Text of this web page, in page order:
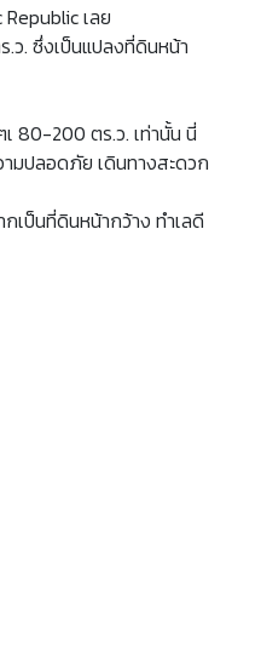
เลย
ว. ซึ่งเป็นแปลงที่ดินหน้า
80-200 ตร.ว. เท่านั้น นี่
มปลอดภัย เดินทางสะดวก
เป็นที่ดินหน้ากว้าง ทำเลดี